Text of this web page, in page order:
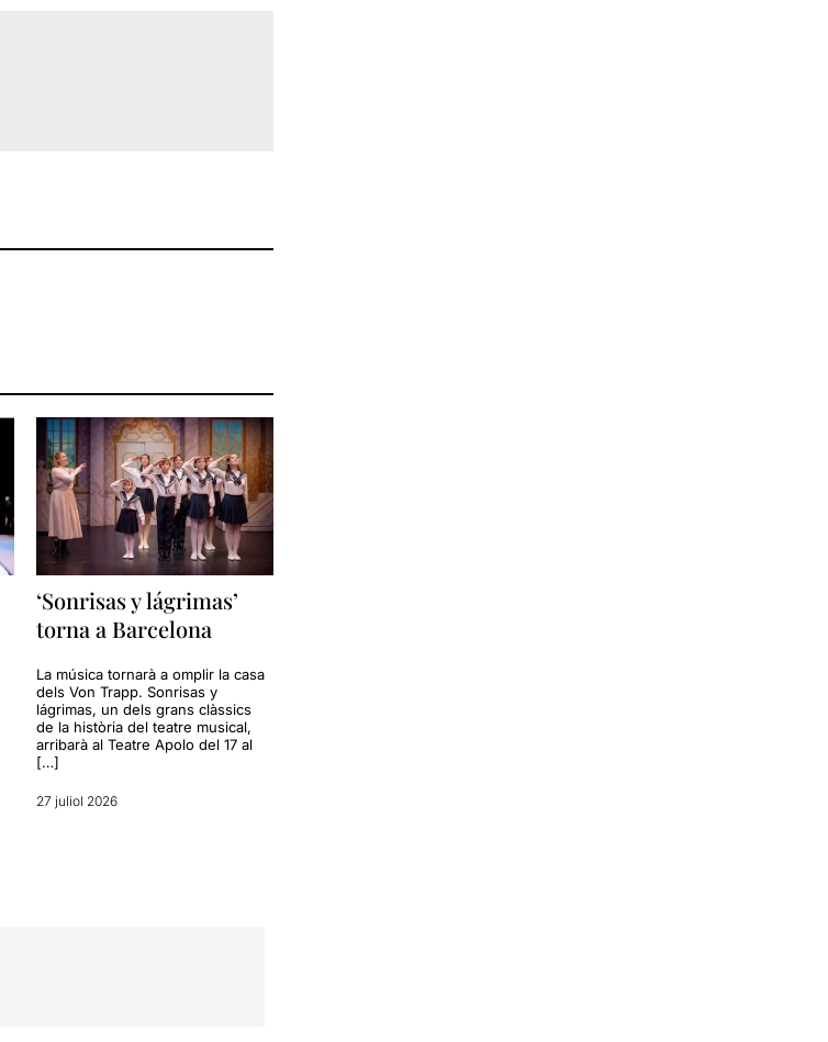
‘Sonrisas y lágrimas’
torna a Barcelona
La música tornarà a omplir la casa
dels Von Trapp. Sonrisas y
lágrimas, un dels grans clàssics
de la història del teatre musical,
arribarà al Teatre Apolo del 17 al
[…]
27 juliol 2026